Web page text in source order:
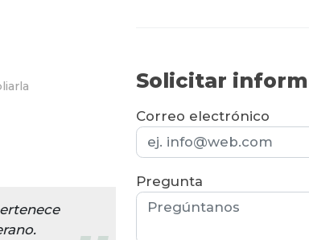
Solicitar
Correo electrónico
Pregunta